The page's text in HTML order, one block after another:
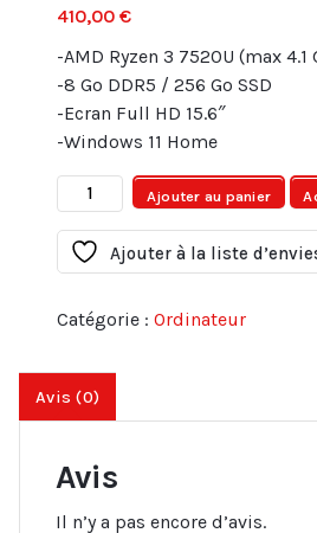
410,00 €
-AMD Ryzen 3 7520U (max 4.1
-8 Go DDR5 / 256 Go SSD
-Ecran Full HD 15.6″
-Windows 11 Home
quantité
de
Lenovo
-
Ryzen
7520
/
Go
Ajouter au panier
Ajouter à la liste
Catégorie : Ordinateur
Avis (0)
Avis
Il n’y a pas encore d’avis.